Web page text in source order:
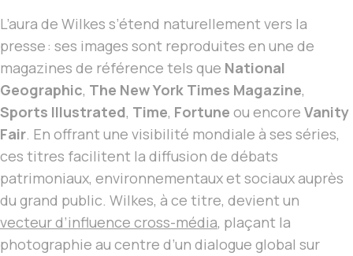
L’aura de Wilkes s’étend naturellement vers la
presse : ses images sont reproduites en une de
magazines de référence tels que National
Geographic, The New York Times Magazine,
Sports Illustrated, Time, Fortune ou encore Vanity
Fair. En offrant une visibilité mondiale à ses séries,
ces titres facilitent la diffusion de débats
patrimoniaux, environnementaux et sociaux auprès
du grand public. Wilkes, à ce titre, devient un
vecteur d’influence cross-média, plaçant la
photographie au centre d’un dialogue global sur